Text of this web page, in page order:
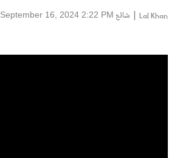
Lal Khan
| شائع September 16, 2024 2:22 PM